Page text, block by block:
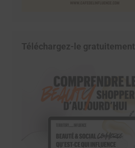
Téléchargez-le gratuitement